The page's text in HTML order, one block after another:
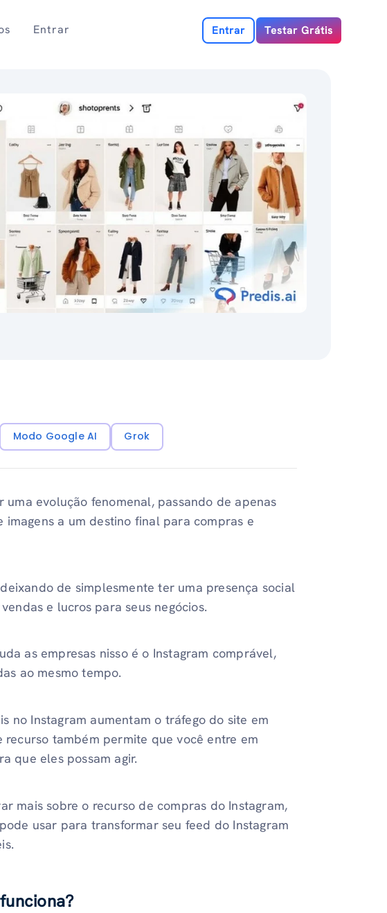
Entrar Entrar Testar Grátis
Modo Google AI Grok
uma evolução fenomenal, passando de apenas
a um destino final para compras e
de simplesmente ter uma presença social
e lucros para seus negócios.
as empresas nisso é o Instagram comprável,
ao mesmo tempo.
​​no Instagram aumentam o tráfego do site em
recurso também permite que você entre em
que eles possam agir.
mais sobre o recurso de compras do Instagram,
usar para transformar seu feed do Instagram